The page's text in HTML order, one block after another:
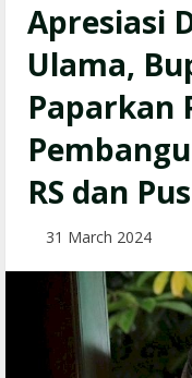
Apresiasi
Ulama,
Paparkan
RS dan
31 March 2024